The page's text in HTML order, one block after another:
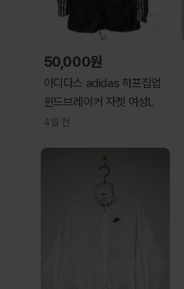
50,000원
아디다스 adidas 하프집업
윈드브레이커 자켓 여성L
4일 전